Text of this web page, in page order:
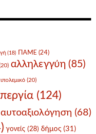
(18) ΠΑΜΕ (24)
αλληλεγγύη (85)
(20)
(124)
αυτοαξιολόγηση (68)
γονείς (28) δήμος (31)